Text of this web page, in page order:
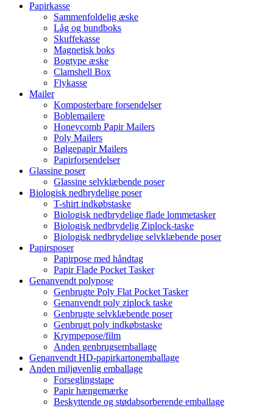
Papirkasse
Sammenfoldelig æske
Låg og bundboks
Skuffekasse
Magnetisk boks
Bogtype æske
Clamshell Box
Flykasse
Mailer
Komposterbare forsendelser
Boblemailere
Honeycomb Papir Mailers
Poly Mailers
Bølgepapir Mailers
Papirforsendelser
Glassine poser
Glassine selvklæbende poser
Biologisk nedbrydelige poser
T-shirt indkøbstaske
Biologisk nedbrydelige flade lommetasker
Biologisk nedbrydelig Ziplock-taske
Biologisk nedbrydelige selvklæbende poser
Papirsposer
Papirpose med håndtag
Papir Flade Pocket Tasker
Genanvendt polypose
Genbrugte Poly Flat Pocket Tasker
Genanvendt poly ziplock taske
Genbrugte selvklæbende poser
Genbrugt poly indkøbstaske
Krympepose/film
Anden genbrugsemballage
Genanvendt HD-papirkartonemballage
Anden miljøvenlig emballage
Forseglingstape
Papir hængemærke
Beskyttende og stødabsorberende emballage